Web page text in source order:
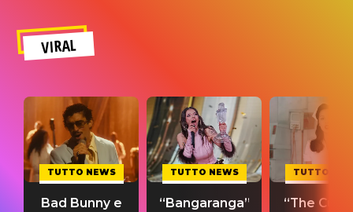
VIRAL
TUTTO NEWS
Bad Bunny e
TUTTO NEWS
“Bangaranga”
TUTTO
“The